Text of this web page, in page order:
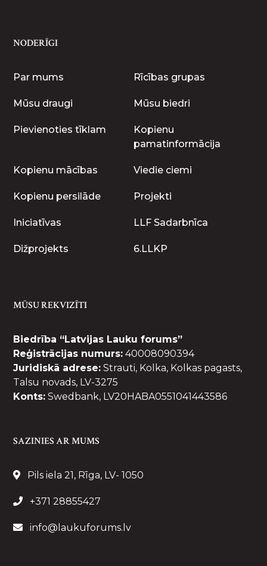
NODERĪGI
Par mums Rīcības grupas
Mūsu draugi Mūsu biedri
Pievienoties tīklam
Kopienu
pamatinformācija
Kopienu mācības Viedie ciemi
Kopienu persilāde Projekti
Iniciatīvas LLF Sadarbnīca
Dižprojekts 6.LLKP
MŪSU REKVIZĪTI
Biedrība “Latvijas Lauku forums”
Reģistrācijas numurs: 40008090394
Juridiskā adrese: Strauti, Kolka, Kolkas pagasts,
Talsu novads, LV-3275
Konts: Swedbank, LV20HABA0551041443586
SAZINIES AR MUMS
Pils iela 21, Rīga, LV- 1050
+371 28855427
info@laukuforums.lv